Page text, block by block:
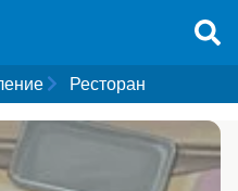
Ресторан